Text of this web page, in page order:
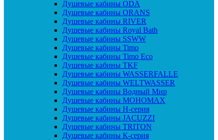
Душевые кабины ODA
Душевые кабины ORANS
Душевые кабины RIVER
Душевые кабины Royal Bath
Душевые кабины SSWW
Душевые кабины Timo
Душевые кабины Timo Eco
Душевые кабины TKF
Душевые кабины WASSERFALLE
Душевые кабины WELTWASSER
Душевые кабины Водный Мир
Душевые кабины МОНОМАХ
Душевые кабины H-серия
Душевые кабины JACUZZI
Душевые кабины TRITON
Душевые кабины К-серия